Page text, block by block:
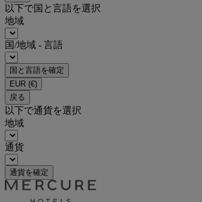
以下で国と言語を選択
地域
国/地域 - 言語
国と言語を確定
EUR (€)
戻る
以下で通貨を選択
地域
通貨
通貨を確定